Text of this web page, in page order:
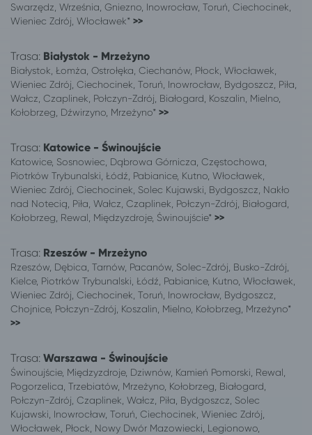
Swarzędz, Września, Gniezno, Inowrocław, Toruń, Ciechocinek,
Wieniec Zdrój, Włocławek* >>
Trasa: Białystok - Mrzeżyno
Białystok, Łomża, Ostrołęka, Ciechanów, Płock, Włocławek,
Wieniec Zdrój, Ciechocinek, Toruń, Inowrocław, Bydgoszcz, Piła,
Wałcz, Czaplinek, Połczyn-Zdrój, Białogard, Koszalin, Mielno,
Kołobrzeg, Dźwirzyno, Mrzeżyno* >>
Trasa: Katowice - Świnoujście
Katowice, Sosnowiec, Dąbrowa Górnicza, Częstochowa,
Piotrków Trybunalski, Łódź, Pabianice, Kutno, Włocławek,
Wieniec Zdrój, Ciechocinek, Solec Kujawski, Bydgoszcz, Nakło
nad Notecią, Piła, Wałcz, Czaplinek, Połczyn-Zdrój, Białogard,
Kołobrzeg, Rewal, Międzyzdroje, Świnoujście* >>
Trasa: Rzeszów - Mrzeżyno
Rzeszów, Dębica, Tarnów, Pacanów, Solec-Zdrój, Busko-Zdrój,
Kielce, Piotrków Trybunalski, Łódź, Pabianice, Kutno, Włocławek,
Wieniec Zdrój, Ciechocinek, Toruń, Inowrocław, Bydgoszcz,
Chojnice, Połczyn-Zdrój, Koszalin, Mielno, Kołobrzeg, Mrzeżyno*
>>
Trasa: Warszawa - Świnoujście
Świnoujście, Międzyzdroje, Dziwnów, Kamień Pomorski, Rewal,
Pogorzelica, Trzebiatów, Mrzeżyno, Kołobrzeg, Białogard,
Połczyn-Zdrój, Czaplinek, Wałcz, Piła, Bydgoszcz, Solec
Kujawski, Inowrocław, Toruń, Ciechocinek, Wieniec Zdrój,
Włocławek, Płock, Nowy Dwór Mazowiecki, Legionowo,